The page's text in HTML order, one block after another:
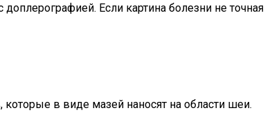
Если картина болезни не точная
в виде мазей наносят на области шеи.